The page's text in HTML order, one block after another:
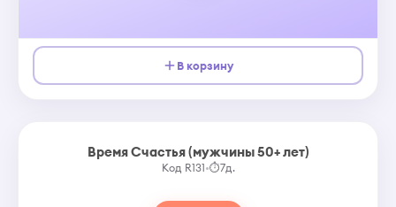
В корзину
Время Счастья (мужчины 50+ лет)
Код R131•⏱7д.